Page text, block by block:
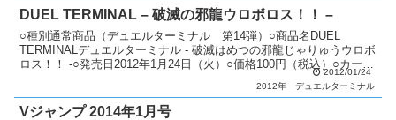
DUEL TERMINAL – 破滅の邪龍ウロボロス！！ –
○種別通常商品（デュエルターミナル 第14弾）○商品名DUEL
TERMINALデュエルターミナル - 破滅はめつの邪龍じゃりゅうウロボ
ロス！！ -○発売日2012年1月24日（火）○価格100円（税込）○カード
2012/01/24
2012年
デュエルターミナル
Vジャンプ 2014年1月号